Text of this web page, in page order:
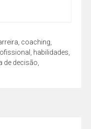
coaching
habilidades
de decisão